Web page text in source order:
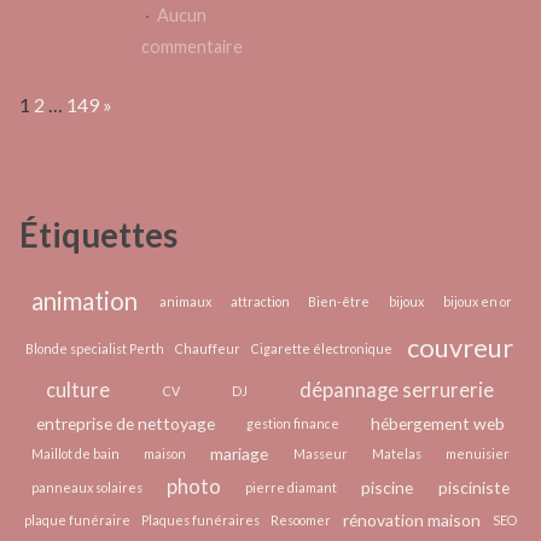
Aucun
commentaire
a
agence
web
?
Page:
1 2 149 Next
»
Étiquettes
animation animaux attraction Bien-être bijoux bijoux en or
Blonde specialist Perth Chauffeur Cigarette électronique couvreur
culture CV DJ dépannage serrurerie
entreprise de nettoyage gestion finance hébergement web
Maillot de bain maison mariage Masseur Matelas menuisier
panneaux solaires photo pierre diamant piscine pisciniste
plaque funéraire Plaques funéraires Resoomer rénovation maison SEO